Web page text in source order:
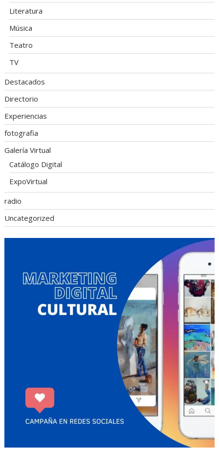
Literatura
Música
Teatro
TV
Destacados
Directorio
Experiencias
fotografia
Galería Virtual
Catálogo Digital
ExpoVirtual
radio
Uncategorized